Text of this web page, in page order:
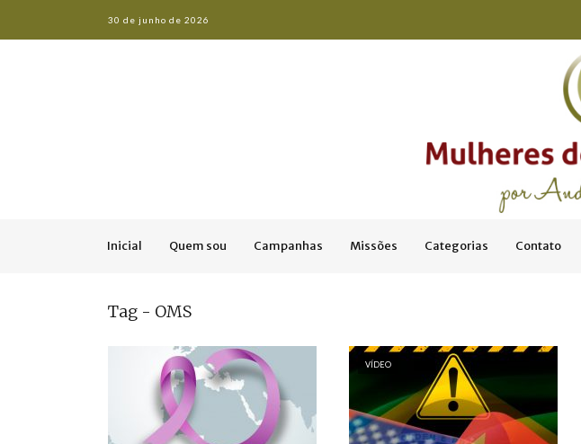
30 de junho de 2026
Inicial Quem sou Campanhas Missões Categorias Contato
Tag - OMS
VÍDEO